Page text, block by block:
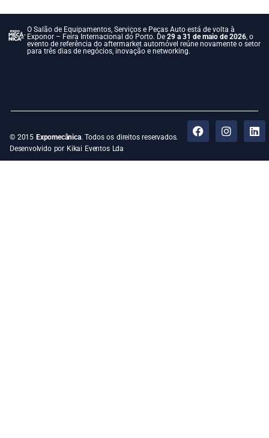
O Salão de Equipamentos, Serviços e Peças Auto está de volta à
Exponor – Feira Internacional do Porto. De29 a 31 de maio de 2026, o
evento de referência do aftermarket automóvel reúne novamente o setor
para três dias de negócios, inovação e networking.
© 2015 Expomecânica. Todos os direitos reservados.
Desenvolvido por Kikai Eventos Lda